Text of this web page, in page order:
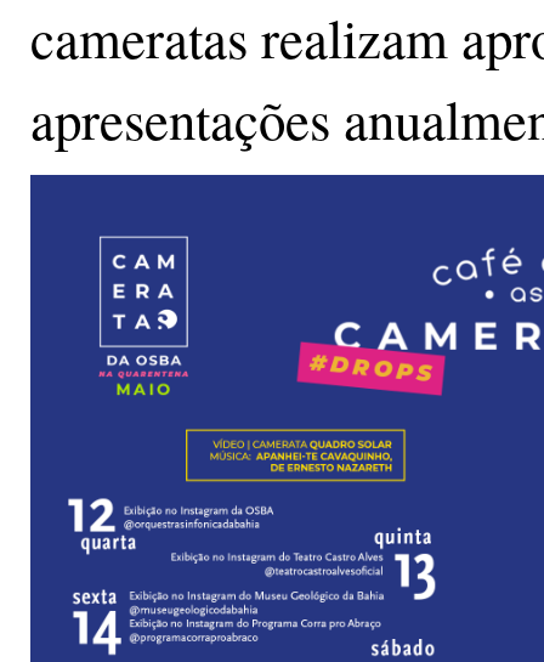
cameratas realizam
apresentações